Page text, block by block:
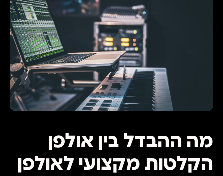
מה ההבדל בין אולפן
הקלטות מקצועי לאולפן